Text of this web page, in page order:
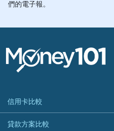
信用卡比較
信用卡情境類別推薦
貸款方案比較